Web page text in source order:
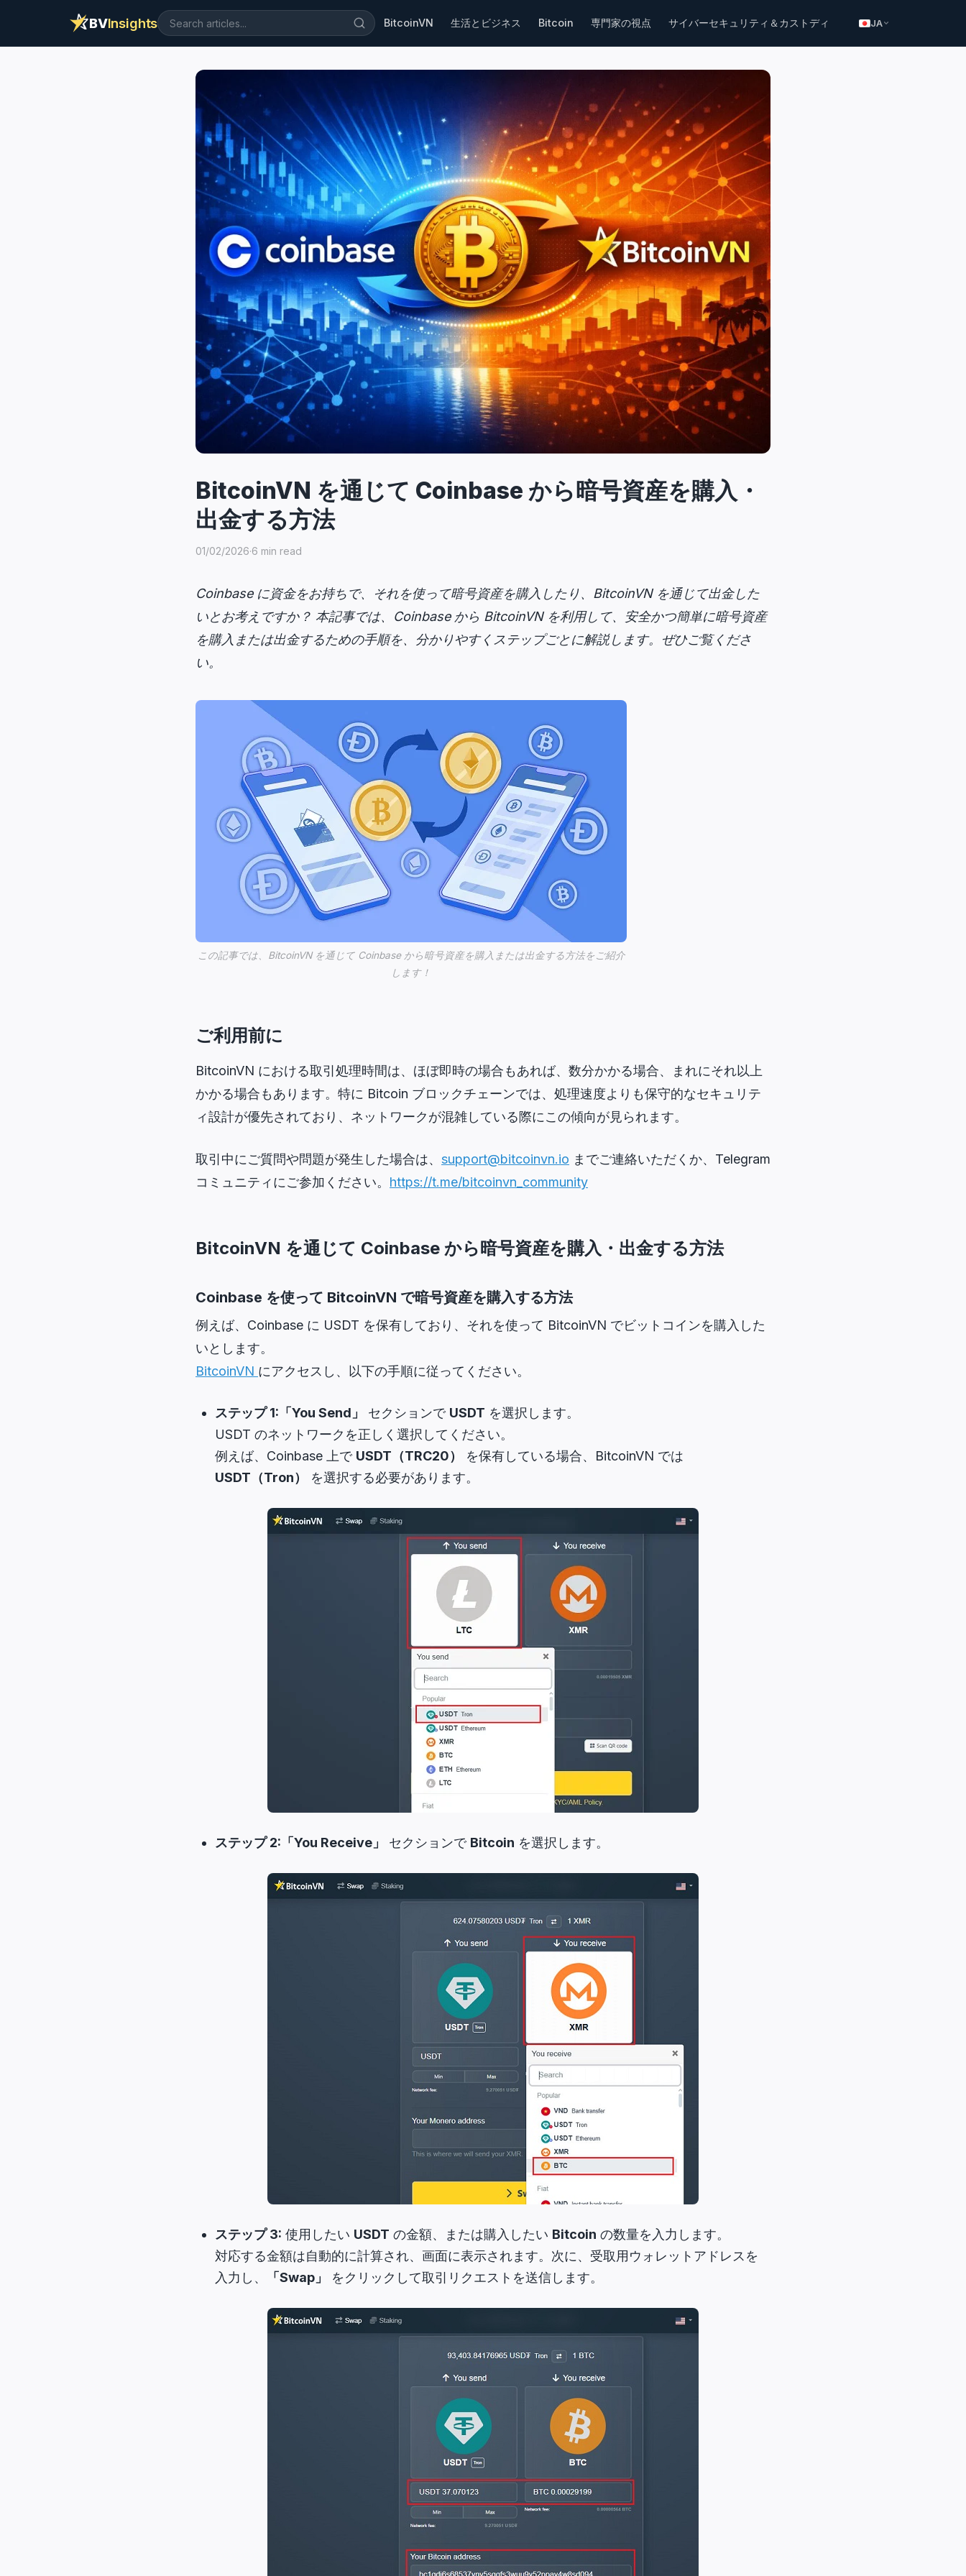
BVInsights BitcoinVN 生活とビジネス Bitcoin 専門家の視点 サイバーセキュリティ＆カストディ JA
BitcoinVN を通じて Coinbase から暗号資産を購入・
出金する方法
01/02/2026·6 min read
Coinbase に資金をお持ちで、それを使って暗号資産を購入したり、BitcoinVN を通じて出金した
いとお考えですか？ 本記事では、Coinbase から BitcoinVN を利用して、安全かつ簡単に暗号資産
を購入または出金するための手順を、分かりやすくステップごとに解説します。ぜひご覧くださ
い。
この記事では、BitcoinVN を通じて Coinbase から暗号資産を購入または出金する方法をご紹介
します！
ご利用前に
BitcoinVN における取引処理時間は、ほぼ即時の場合もあれば、数分かかる場合、まれにそれ以上
かかる場合もあります。 特に Bitcoin ブロックチェーンでは、処理速度よりも保守的なセキュリテ
ィ設計が優先されており、ネットワークが混雑している際にこの傾向が見られます。
取引中にご質問や問題が発生した場合は、 support@bitcoinvn.io までご連絡いただくか、Telegram
コミュニティにご参加ください。 https://t.me/bitcoinvn_community
BitcoinVN を通じて Coinbase から暗号資産を購入・出金する方法
Coinbase を使って BitcoinVN で暗号資産を購入する方法
例えば、Coinbase に USDT を保有しており、それを使って BitcoinVN でビットコインを購入した
いとします。
BitcoinVN にアクセスし、以下の手順に従ってください。
ステップ 1: 「You Send」 セクションで USDT を選択します。
USDT のネットワークを正しく選択してください。
例えば、Coinbase 上で USDT（TRC20）
を保有している場合、BitcoinVN では
USDT（Tron）
を選択する必要があります。
ステップ 2:「You Receive」 セクションで Bitcoin を選択します。
ステップ 3: 使用したい USDT の金額、または購入したい Bitcoin の数量を入力します。
対応する金額は自動的に計算され、画面に表示されます。 次に、受取用ウォレットアドレスを
入力し、
「Swap」 をクリックして取引リクエストを送信します。